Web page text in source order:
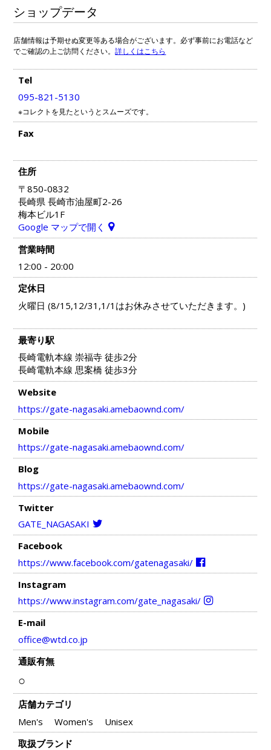
ショップデータ
店舗情報は予期せぬ変更等ある場合がございます。必ず事前にお電話など
でご確認の上ご訪問ください。詳しくはこちら
Tel
095-821-5130
※コレクトを見たというとスムーズです。
Fax
住所
〒850-0832
長崎県 長崎市油屋町2-26
梅本ビル1F
Google マップで開く
営業時間
12:00 - 20:00
定休日
火曜日 (8/15,12/31,1/1はお休みさせていただきます。)
最寄り駅
長崎電軌本線 崇福寺 徒歩2分
長崎電軌本線 思案橋 徒歩3分
Website
https://gate-nagasaki.amebaownd.com/
Mobile
https://gate-nagasaki.amebaownd.com/
Blog
https://gate-nagasaki.amebaownd.com/
Twitter
GATE_NAGASAKI
Facebook
https://www.facebook.com/gatenagasaki/
Instagram
https://www.instagram.com/gate_nagasaki/
E-mail
office@wtd.co.jp
通販有無
○
店舗カテゴリ
Men's
Women's
Unisex
取扱ブランド